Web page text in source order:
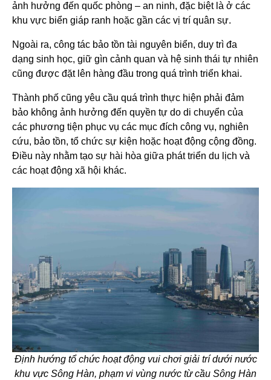
ảnh hưởng đến quốc phòng – an ninh, đặc biệt là ở các
khu vực biển giáp ranh hoặc gần các vị trí quân sự.
Ngoài ra, công tác bảo tồn tài nguyên biển, duy trì đa
dạng sinh học, giữ gìn cảnh quan và hệ sinh thái tự nhiên
cũng được đặt lên hàng đầu trong quá trình triển khai.
Thành phố cũng yêu cầu quá trình thực hiện phải đảm
bảo không ảnh hưởng đến quyền tự do di chuyển của
các phương tiện phục vụ các mục đích công vụ, nghiên
cứu, bảo tồn, tổ chức sự kiện hoặc hoạt động cộng đồng.
Điều này nhằm tạo sự hài hòa giữa phát triển du lịch và
các hoạt động xã hội khác.
Định hướng tổ chức hoạt động vui chơi giải trí dưới nước
khu vực Sông Hàn, phạm vi vùng nước từ cầu Sông Hàn